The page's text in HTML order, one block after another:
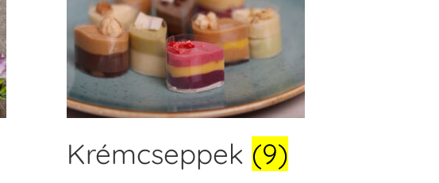
Krémcseppek (9)